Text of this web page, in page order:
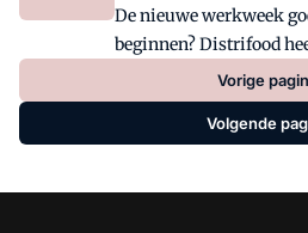
experts,
hun licht te laten
de supermarktketen en
van de formule.
loslaten om
kwaliteitsleider. Dat is
De nieuwe werkweek
beginnen? Distrifood
voorbije weekVorige
Volgende